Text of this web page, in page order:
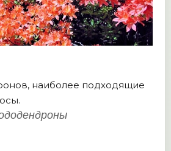
наиболее подходящие